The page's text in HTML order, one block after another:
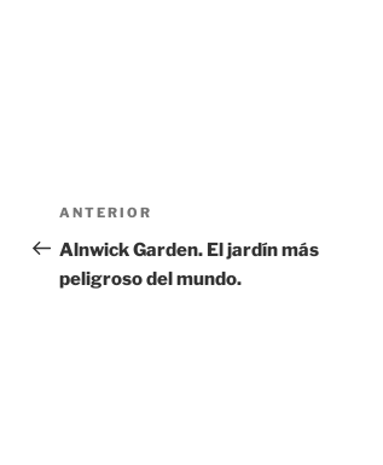
Navegación
de
entradas
Entrada
anterior:
ANTERIOR
Alnwick Garden. El jardín más
peligroso del mundo.